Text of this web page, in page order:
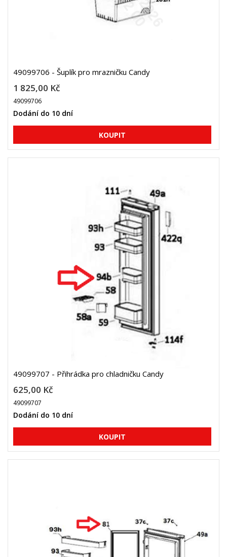
49099706 - Šuplík pro mrazničku Candy
1 825,00 Kč
49099706
Dodání do 10 dní
49099707 - Přihrádka pro chladničku Candy
625,00 Kč
49099707
Dodání do 10 dní